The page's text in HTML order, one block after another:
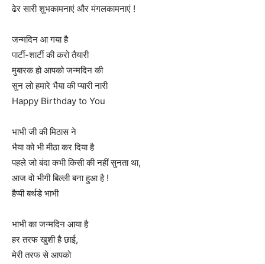
ढेर सारी शुभकामनाएं और मंगलकामनाएं !
जन्मदिन आ गया है
पार्टी-शार्टी की करो तैयारी
मुबारक हो आपको जन्मदिन की
सुन लो हमारे भैया की प्यारी नारी
Happy Birthday to You
भाभी जी की मिठास ने
भैया को भी मीठा कर दिया है
पहले जो बंदा कभी किसी की नहीं सुनता था,
आज वो भीगी बिल्ली बना हुआ है !
हैप्पी बर्थडे भाभी
भाभी का जन्मदिन आया है
हर तरफ खुशी है छाई,
मेरी तरफ से आपको